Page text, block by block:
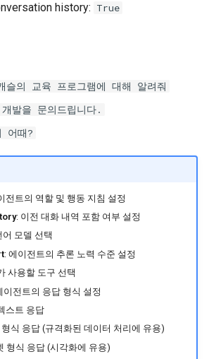
history: True
슬의 교육 프로그램에 대해 알려줘
발을 문의드립니다.
어때?
전트의 역할 및 행동 지침 설정
: 이전 대화 내역 포함 여부 설정
어 모델 선택
: 에이전트의 추론 노력 수준 설정
사용할 도구 선택
이전트의 응답 형식 설정
스트 응답
형식 응답 (규격화된 데이터 처리에 유용)
형식 응답 (시각화에 유용)